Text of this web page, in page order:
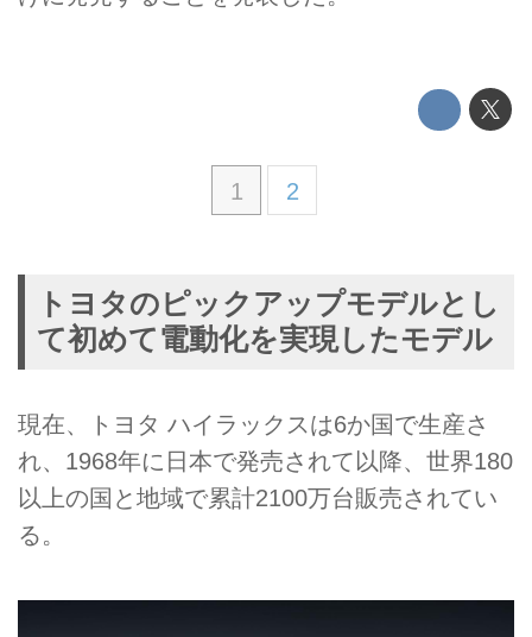
1 2
トヨタのピックアップモデルとし
て初めて電動化を実現したモデル
現在、トヨタ ハイラックスは6か国で生産さ
れ、1968年に日本で発売されて以降、世界180
以上の国と地域で累計2100万台販売されてい
る。